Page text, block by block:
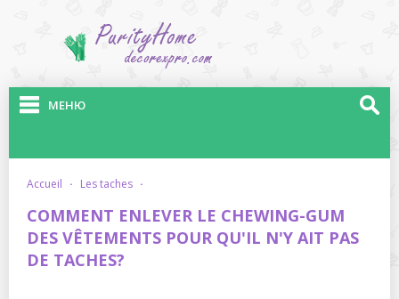
МЕНЮ
accueil · les taches ·
COMMENT ENLEVER LE CHEWING-GUM
DES VÊTEMENTS POUR QU'IL N'Y AIT PAS
DE TACHES?